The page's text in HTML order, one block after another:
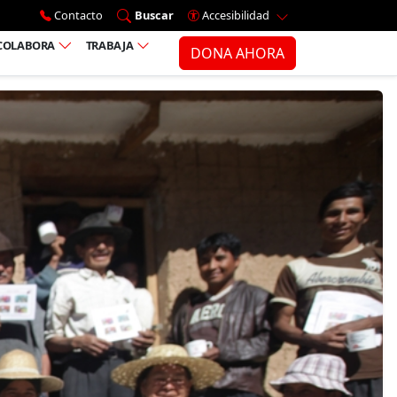
Ir al menú principal
Contacto Buscar
Accesibilidad
TRABAJA DONA AHORA